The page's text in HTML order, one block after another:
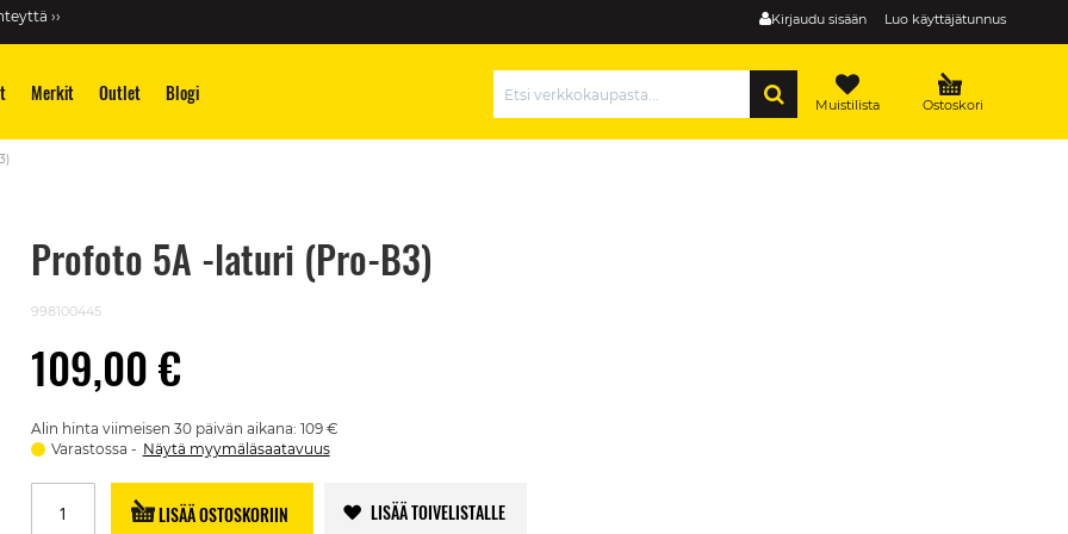
Kirjaudu sisään Luo käyttäjätunnus
››
Merkit Outlet Blogi Ostoskori
Muistilista
Profoto 5A -laturi (Pro-B3)
998100445
109,00 €
Alin hinta viimeisen 30 päivän aikana: 109 €
Varastossa
Näytä myymäläsaatavuus
LISÄÄ OSTOSKORIIN LISÄÄ TOIVELISTALLE